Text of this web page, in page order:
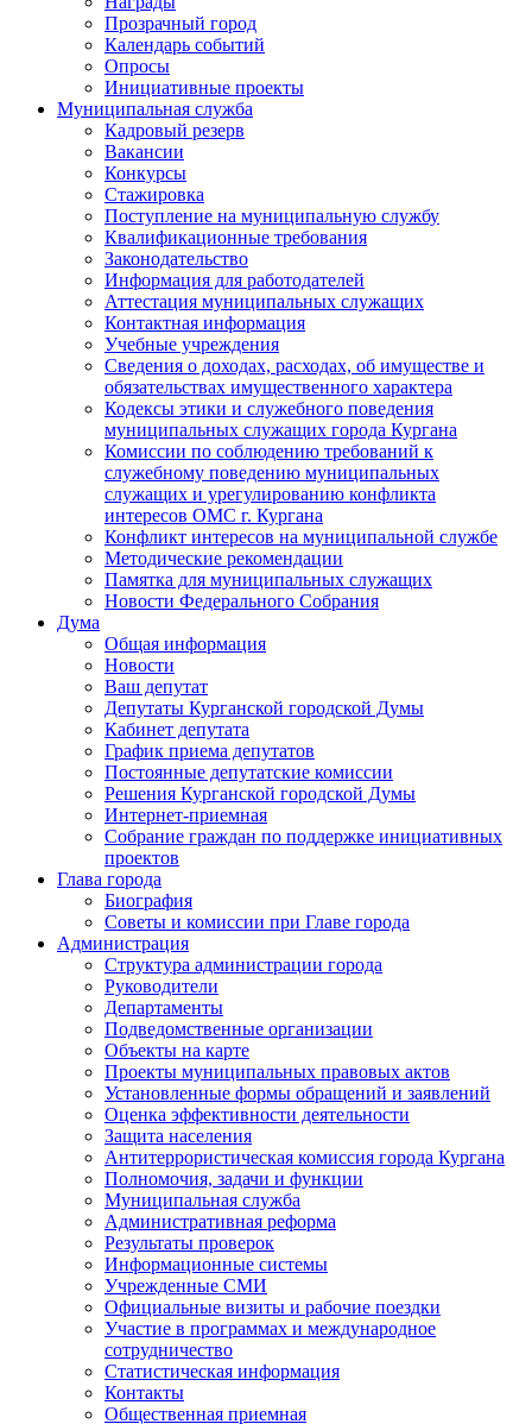
Прозрачный город
Календарь событий
Опросы
Инициативные проекты
Муниципальная служба
Кадровый резерв
Вакансии
Конкурсы
Стажировка
Поступление на муниципальную службу
Квалификационные требования
Законодательство
Информация для работодателей
Аттестация муниципальных служащих
Контактная информация
Учебные учреждения
Сведения о доходах, расходах, об имуществе и
обязательствах имущественного характера
Кодексы этики и служебного поведения
муниципальных служащих города Кургана
Комиссии по соблюдению требований к
служебному поведению муниципальных
служащих и урегулированию конфликта
интересов ОМС г. Кургана
Конфликт интересов на муниципальной службе
Методические рекомендации
Памятка для муниципальных служащих
Новости Федерального Cобрания
Дума
Общая информация
Новости
Ваш депутат
Депутаты Курганской городской Думы
Кабинет депутата
График приема депутатов
Постоянные депутатские комиссии
Решения Курганской городской Думы
Интернет-приемная
Собрание граждан по поддержке инициативных
проектов
Глава города
Биография
Советы и комиссии при Главе города
Администрация
Структура администрации города
Руководители
Департаменты
Подведомственные организации
Объекты на карте
Проекты муниципальных правовых актов
Установленные формы обращений и заявлений
Оценка эффективности деятельности
Защита населения
Антитеррористическая комиссия города Кургана
Полномочия, задачи и функции
Муниципальная служба
Административная реформа
Результаты проверок
Информационные системы
Учрежденные СМИ
Официальные визиты и рабочие поездки
Участие в программах и международное
сотрудничество
Статистическая информация
Контакты
Общественная приемная